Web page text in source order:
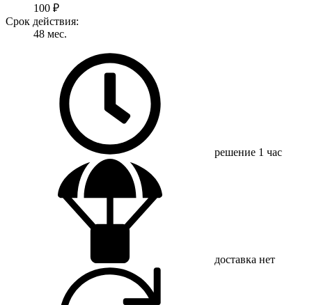
100 ₽
Срок действия:
48 мес.
решение 1 час
доставка нет